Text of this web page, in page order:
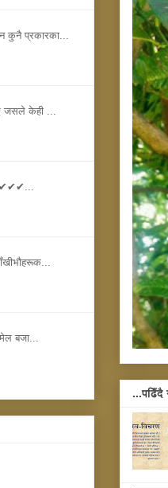
कुनै प्रकारका...
जसले केही ...
बजा...
...पढिँदै